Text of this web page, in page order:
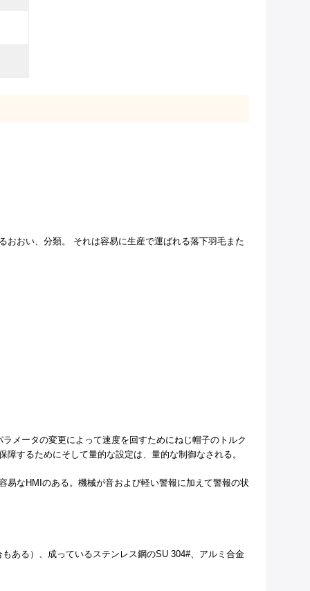
おい、分類。 それは容易に生産で運ばれる落下羽毛また
メータの変更によって速度を回すためにねじ帽子のトルク
するためにそして量的な設定は、量的な制御なされる。
なHMIのある。機械が音および軽い警報に加えて警報の状
ある）、成っているステンレス鋼のSU 304#、アルミ合金